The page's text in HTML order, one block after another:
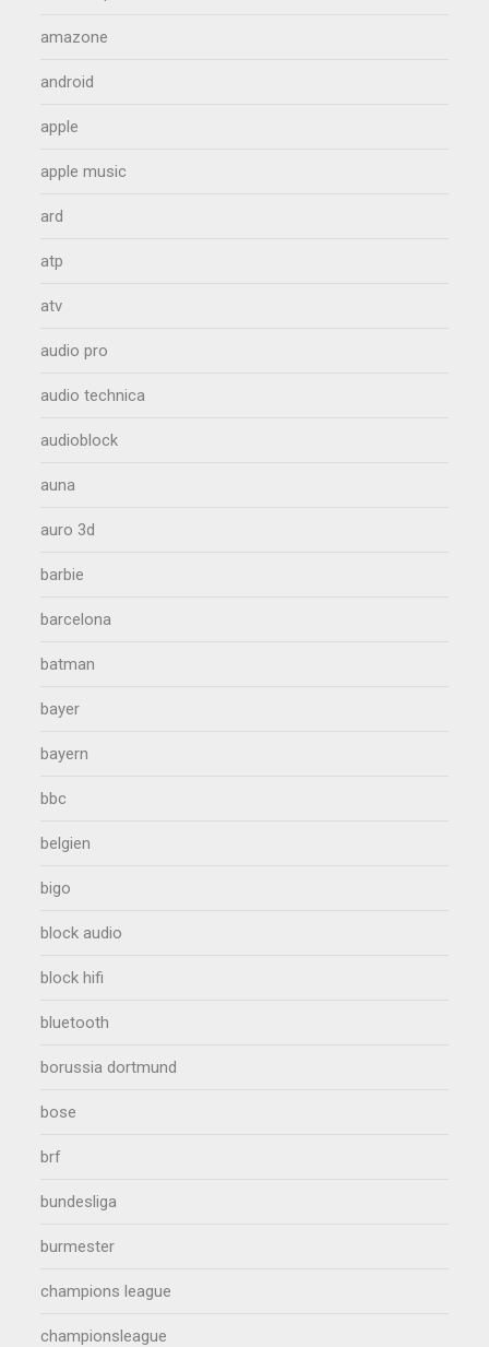
amazone
android
apple
apple music
ard
atp
atv
audio pro
audio technica
audioblock
auna
auro 3d
barbie
barcelona
batman
bayer
bayern
bbc
belgien
bigo
block audio
block hifi
bluetooth
borussia dortmund
bose
brf
bundesliga
burmester
champions league
championsleague